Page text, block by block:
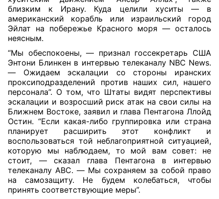
близким к Ирану. Куда целили хуситы — в
американский корабль или израильский город
Эйлат на побережье Красного моря — осталось
неясным.
“Мы обеспокоены, — признал госсекретарь США
Энтони Блинкен в интервью телеканалу NBC News.
— Ожидаем эскалации со стороны иранских
проксиподразделений против наших сил, нашего
персонала”. О том, что Штаты видят перспективы
эскалации и возросший риск атак на свои силы на
Ближнем Востоке, заявил и глава Пентагона Ллойд
Остин. “Если какая-либо группировка или страна
планирует расширить этот конфликт и
воспользоваться той неблагоприятной ситуацией,
которую мы наблюдаем, то мой вам совет: не
стоит, — сказал глава Пентагона в интервью
телеканалу ABC. — Мы сохраняем за собой право
на самозащиту. Не будем колебаться, чтобы
принять соответствующие меры”.